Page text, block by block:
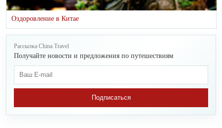
Оздоровление в Китае
Рассылка China Travel
Получайте новости и предложения по путешествиям
Подписаться